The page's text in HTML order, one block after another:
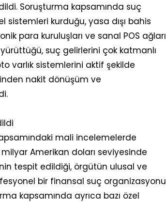
Soruşturma kapsamında suç
sistemleri kurduğu, yasa dışı bahis
para kuruluşları ve sanal POS ağları
suç gelirlerini çok katmanlı
varlık sistemlerini aktif şekilde
nakit dönüşüm ve
mali incelemelerde
milyar Amerikan doları seviyesinde
tespit edildiği, örgütün ulusal ve
bir finansal suç organizasyonu
kapsamında ayrıca bazı özel